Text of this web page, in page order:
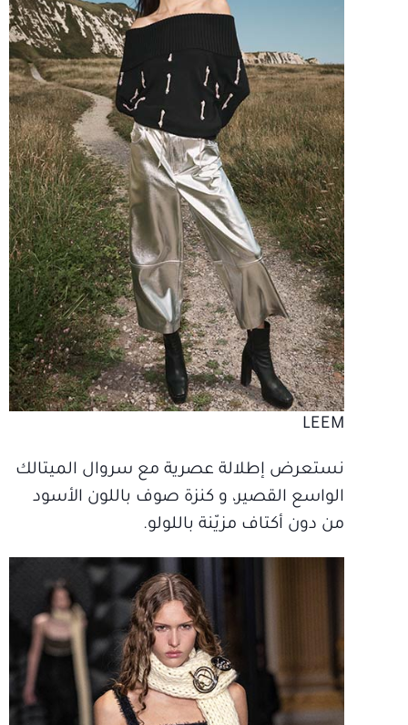
LEEM
نستعرض إطلالة عصرية مع سروال الميتالك
الواسع القصير، و كنزة صوف باللون الأسود
من دون أكتاف مزيّنة باللولو.